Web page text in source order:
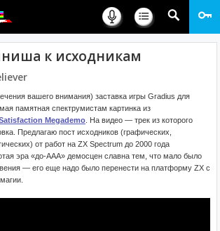
к исходникам
вашего внимания) заставка игры Gradius для
памятная спектрумистам картинка из
Megademo . На видео — трек из которого
Предлагаю пост исходников (графических,
от работ на ZX Spectrum до 2000 года
эра «до-ААА» демосцен славна тем, что мало было
— его еще надо было перенести на платформу ZX с